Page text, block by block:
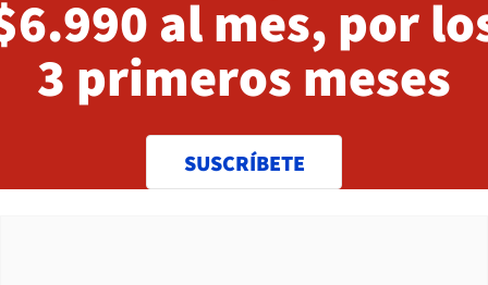
al mes, por
3 primeros meses
SUSCRÍBETE